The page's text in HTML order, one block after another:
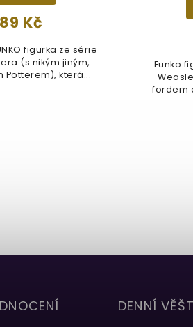
Kč
figurka ze série
(s nikým jiným,
Potterem), která...
Funko
fordem
DENNÍ